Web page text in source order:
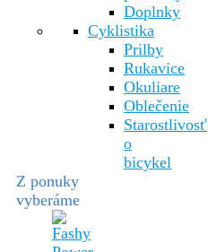
Doplnky
Cyklistika
Prilby
Rukavice
Okuliare
Oblečenie
Starostlivosť
o
bicykel
Z ponuky
vyberáme